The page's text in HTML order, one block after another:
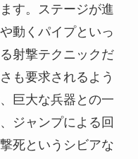
す。ステージが進
動くパイプといっ
射撃テクニックだ
も要求されるよう
巨大な兵器との一
ジャンプによる回
死というシビアな